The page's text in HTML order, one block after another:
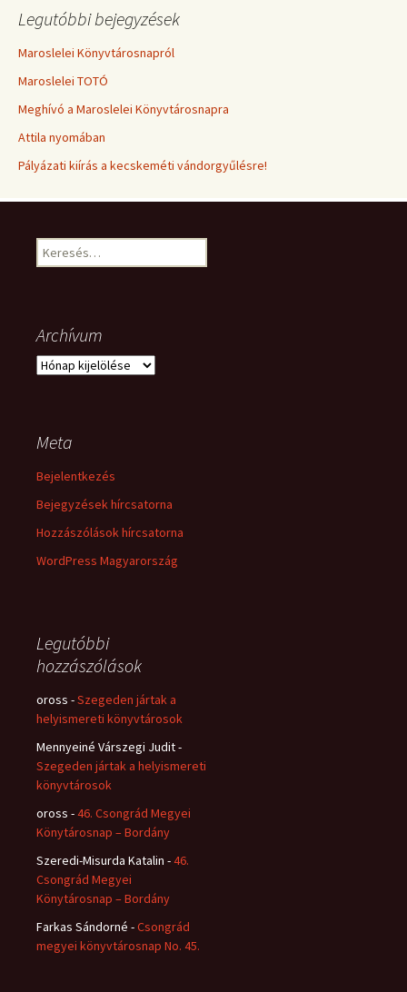
Legutóbbi bejegyzések
Maroslelei Könyvtárosnapról
Maroslelei TOTÓ
Meghívó a Maroslelei Könyvtárosnapra
Attila nyomában
Pályázati kiírás a kecskeméti vándorgyűlésre!
Keresés:
Archívum
Archívum
Meta
Bejelentkezés
Bejegyzések hírcsatorna
Hozzászólások hírcsatorna
WordPress Magyarország
Legutóbbi
hozzászólások
oross -Szegeden jártak a
helyismereti könyvtárosok
Mennyeiné Várszegi Judit-
Szegeden jártak a helyismereti
könyvtárosok
oross -46. Csongrád Megyei
Könytárosnap – Bordány
Szeredi-Misurda Katalin -46.
Csongrád Megyei
Könytárosnap – Bordány
Farkas Sándorné -Csongrád
megyei könyvtárosnap No. 45.